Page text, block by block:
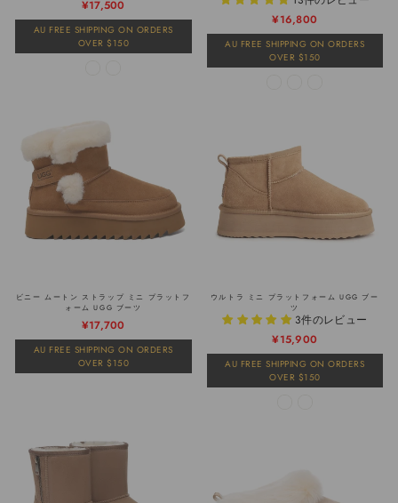
¥17,500
AU FREE SHIPPING ON ORDERS
OVER $150
通
常
価
格
販
売
価
格
¥16,800
AU FREE SHIPPING ON ORDERS
OVER $150
ビニー ムートン ストラップ ミニ プラットフ
ォーム UGG ブーツ
通
常
価
格
販
売
価
格
¥17,700
AU FREE SHIPPING ON ORDERS
OVER $150
ウルトラ ミニ プラットフォーム UGG ブー
ツ
3件のレビュー
通
常
価
格
販
売
価
格
¥15,900
AU FREE SHIPPING ON ORDERS
OVER $150